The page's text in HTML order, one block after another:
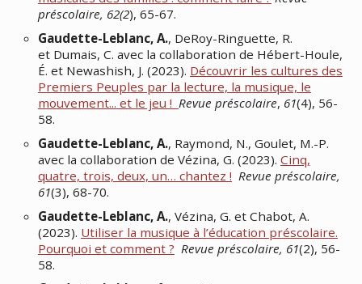
préscolaire, 62(2), 65-67.
Gaudette-Leblanc, A., DeRoy-Ringuette, R.
et Dumais, C. avec la collaboration de Hébert-Houle,
É. et Newashish, J. (2023). Découvrir les cultures des
Premiers Peuples par la lecture, la musique, le
mouvement... et le jeu ! Revue préscolaire, 61(4), 56-
58.
Gaudette-Leblanc, A., Raymond, N., Goulet, M.-P.
avec la collaboration de Vézina, G. (2023). Cinq,
quatre, trois, deux, un… chantez ! Revue préscolaire,
61(3), 68-70.
Gaudette-Leblanc, A., Vézina, G. et Chabot, A.
(2023). Utiliser la musique à l’éducation préscolaire.
Pourquoi et comment ? Revue préscolaire, 61(2), 56-
58.